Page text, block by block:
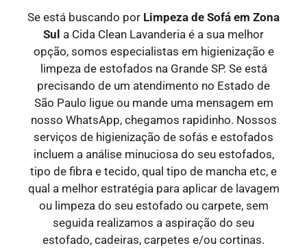
Se está buscando por Limpeza de Sofá em Zona
Sul a Cida Clean Lavanderia é a sua melhor
opção, somos especialistas em higienização e
limpeza de estofados na Grande SP. Se está
precisando de um atendimento no Estado de
São Paulo ligue ou mande uma mensagem em
nosso WhatsApp, chegamos rapidinho. Nossos
serviços de higienização de sofás e estofados
incluem a análise minuciosa do seu estofados,
tipo de fibra e tecido, qual tipo de mancha etc, e
qual a melhor estratégia para aplicar de lavagem
ou limpeza do seu estofado ou carpete, sem
seguida realizamos a aspiração do seu
estofado, cadeiras, carpetes e/ou cortinas.